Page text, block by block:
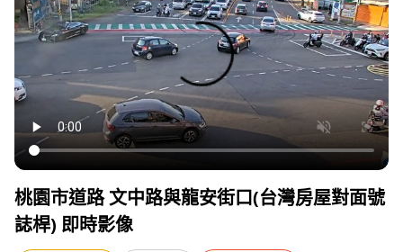
桃園市道路 文中路與龍安街口(台灣房屋對面號
誌桿) 即時影像